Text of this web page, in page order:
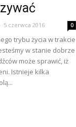
- 5 czerwca 2016 0
trybu życia w trakcie
w stanie dobrze
może sprawić, iż
Istnieje kilka